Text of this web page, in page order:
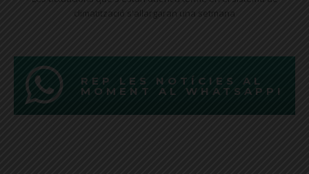
climatització s'allargaran una setmana
REP LES NOTÍCIES AL
MOMENT AL WHATSAPP!